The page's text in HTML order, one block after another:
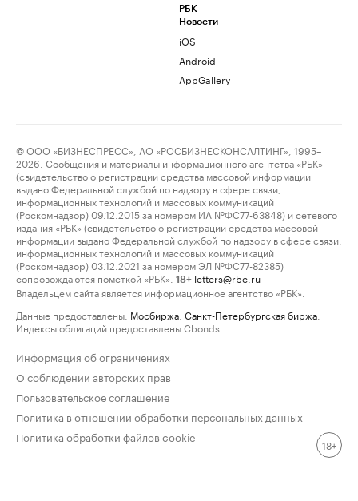
РБК
Новости
iOS
Android
AppGallery
© ООО «БИЗНЕСПРЕСС», АО «РОСБИЗНЕСКОНСАЛТИНГ», 1995–
2026. Сообщения и материалы информационного агентства «РБК»
(свидетельство о регистрации средства массовой информации
выдано Федеральной службой по надзору в сфере связи,
информационных технологий и массовых коммуникаций
(Роскомнадзор) 09.12.2015 за номером ИА №ФС77-63848) и сетевого
издания «РБК» (свидетельство о регистрации средства массовой
информации выдано Федеральной службой по надзору в сфере связи,
информационных технологий и массовых коммуникаций
(Роскомнадзор) 03.12.2021 за номером ЭЛ №ФС77-82385)
сопровождаются пометкой «РБК».
18+ letters@rbc.ru
Владельцем сайта является информационное агентство «РБК».
Данные предоставлены: Мосбиржа Санкт-Петербургская биржа
Индексы облигаций предоставлены Cbonds.
Информация об ограничениях
О соблюдении авторских прав
Пользовательское соглашение
Политика в отношении обработки персональных данных
Политика обработки файлов cookie
18+